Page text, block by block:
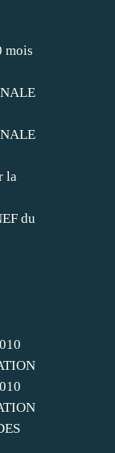
mois
la
du